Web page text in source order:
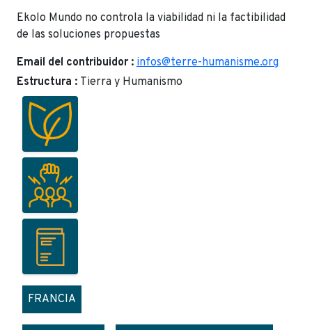
Ekolo Mundo no controla la viabilidad ni la factibilidad
de las soluciones propuestas
Email del contribuidor : infos@terre-humanisme.org
Estructura : Tierra y Humanismo
FRANCIA